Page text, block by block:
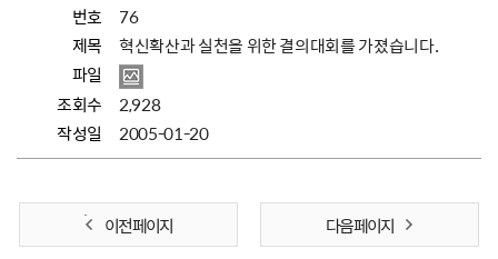
번호
76
제목
혁신확산과 실천을 위한 결의대회를 가졌습니다.
파일
조회수
2,928
작성일
2005-01-20
이전 페이지 다음 페이지